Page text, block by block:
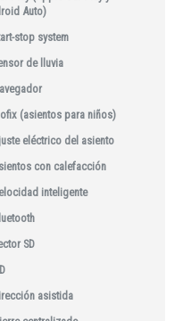
Auto)
stop system
de lluvia
(asientos para niños)
eléctrico del asiento
con calefacción
inteligente
SD
asistida